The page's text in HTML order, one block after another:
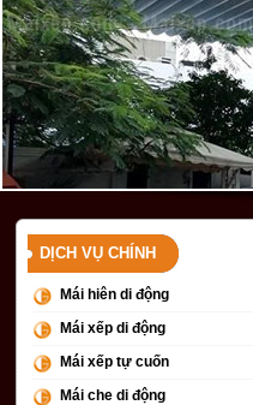
DỊCH VỤ CHÍNH
Mái hiên di động
Mái xếp di động
Mái xếp tự cuốn
Mái che di động